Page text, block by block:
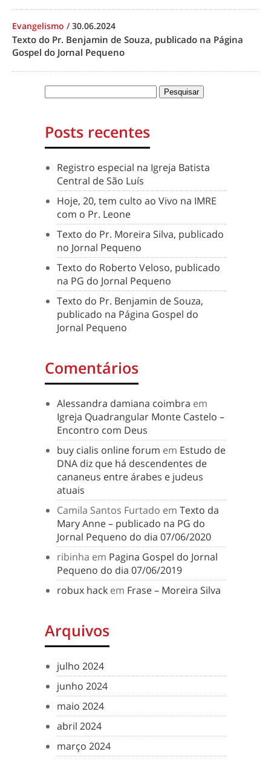
Evangelismo /30.06.2024
Texto do Pr. Benjamin de Souza, publicado na Página
Gospel do Jornal Pequeno
Posts recentes
Registro especial na Igreja Batista
Central de São Luís
Hoje, 20, tem culto ao Vivo na IMRE
com o Pr. Leone
Texto do Pr. Moreira Silva, publicado
no Jornal Pequeno
Texto do Roberto Veloso, publicado
na PG do Jornal Pequeno
Texto do Pr. Benjamin de Souza,
publicado na Página Gospel do
Jornal Pequeno
Comentários
Alessandra damiana coimbra em
Igreja Quadrangular Monte Castelo –
Encontro com Deus
buy cialis online forum em Estudo de
DNA diz que há descendentes de
cananeus entre árabes e judeus
atuais
Camila Santos Furtado em Texto da
Mary Anne – publicado na PG do
Jornal Pequeno do dia 07/06/2020
ribinha em Pagina Gospel do Jornal
Pequeno do dia 07/06/2019
robux hack em Frase – Moreira Silva
Arquivos
julho 2024
junho 2024
maio 2024
abril 2024
março 2024